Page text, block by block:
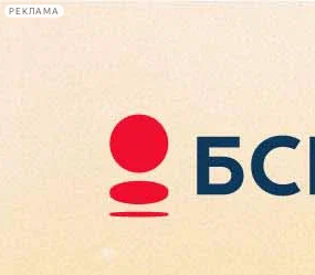
РЕКЛАМА
Сегодня:
2026.08.08
04:04
Афиша Plus